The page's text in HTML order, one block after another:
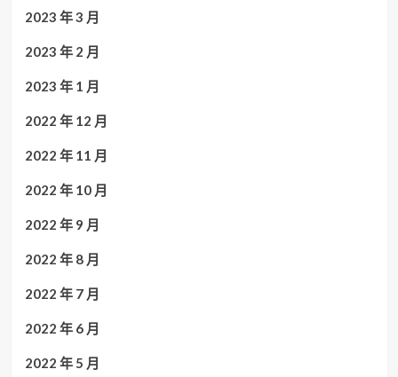
2023 年 3 月
2023 年 2 月
2023 年 1 月
2022 年 12 月
2022 年 11 月
2022 年 10 月
2022 年 9 月
2022 年 8 月
2022 年 7 月
2022 年 6 月
2022 年 5 月